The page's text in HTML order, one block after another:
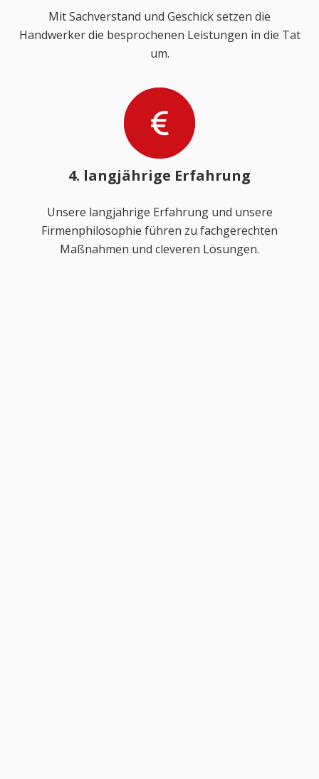
Mit Sachverstand und Geschick setzen die
Handwerker die besprochenen Leistungen in die Tat
um.
4. langjährige Erfahrung
Unsere langjährige Erfahrung und unsere
Firmenphilosophie führen zu fachgerechten
Maßnahmen und cleveren Lösungen.